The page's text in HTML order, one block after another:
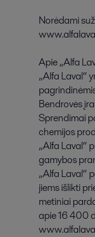
Norėdami
Apie „Alfa
„Alfa Laval“
Bendrovės
Sprendimai
chemijos
„Alfa Laval“
gamybos
„Alfa Laval“
jiems išlikti
metiniai
apie 16 400